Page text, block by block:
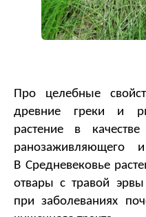
Про целебные
древние греки и
растение в качестве
ранозаживляющего
В Средневековье
отвары с травой
при заболеваниях